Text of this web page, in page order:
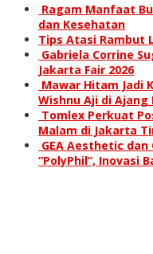
Ragam Manfaat
dan Kesehatan
Tips Atasi Rambut
Gabriela Corrine
Jakarta Fair 2026
Mawar Hitam Jadi
Wishnu Aji di Ajang
Tomlex Perkuat
Malam di Jakarta
GEA Aesthetic
“PolyPhil”, Inovasi